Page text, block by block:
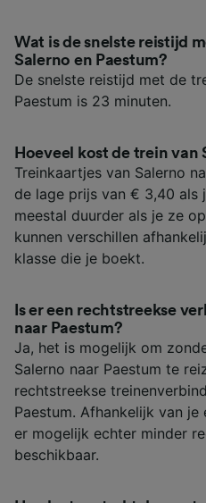
Wat is de snelste reistijd
Salerno en Paestum?
De snelste reistijd met de
Paestum is 23 minuten.
Hoeveel kost de trein van
Treinkaartjes van Salerno
de lage prijs van € 3,40 als
meestal duurder als je ze
kunnen verschillen
klasse die je boekt.
Is er een rechtstreekse
naar Paestum?
Ja, het is mogelijk om
Salerno naar Paestum te
rechtstreekse
Paestum. Afhankelijk van
er mogelijk echter minder
beschikbaar.